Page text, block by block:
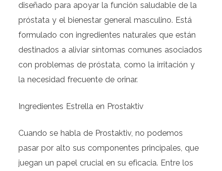
diseñado para apoyar la función saludable de la
próstata y el bienestar general masculino. Está
formulado con ingredientes naturales que están
destinados a aliviar síntomas comunes asociados
con problemas de próstata, como la irritación y
la necesidad frecuente de orinar.
Ingredientes Estrella en Prostaktiv
Cuando se habla de Prostaktiv, no podemos
pasar por alto sus componentes principales, que
juegan un papel crucial en su eficacia. Entre los